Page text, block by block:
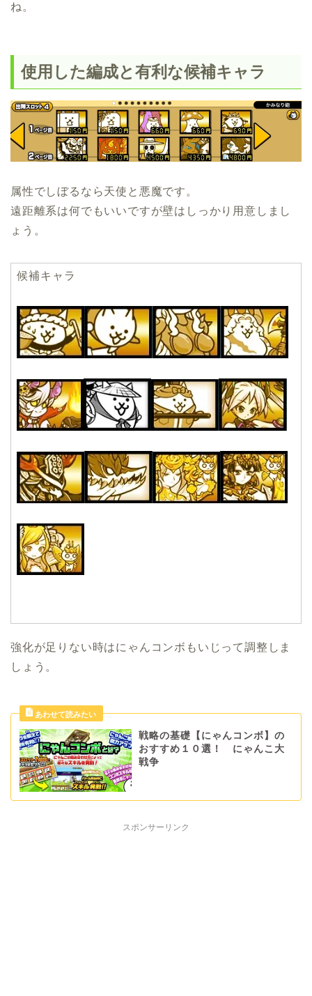
ね。
使用した編成と有利な候補キャラ
属性でしぼるなら天使と悪魔です。
遠距離系は何でもいいですが壁はしっかり用意しまし
ょう。
候補キャラ
強化が足りない時はにゃんコンボもいじって調整しま
しょう。
戦略の基礎【にゃんコンボ】の
おすすめ１０選！ にゃんこ大
戦争
スポンサーリンク